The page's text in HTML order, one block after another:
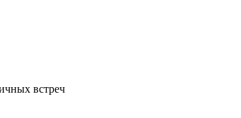
встреч